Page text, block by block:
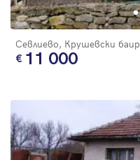
Севлиево, Крушевски баир
11 000